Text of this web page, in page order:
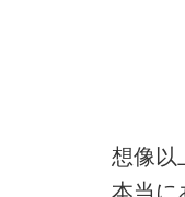
想像以
本当に